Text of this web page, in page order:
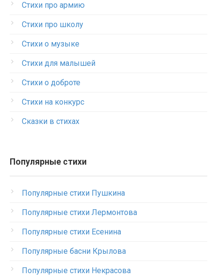
Стихи про армию
Стихи про школу
Стихи о музыке
Стихи для малышей
Стихи о доброте
Стихи на конкурс
Сказки в стихах
Популярные стихи
Популярные стихи Пушкина
Популярные стихи Лермонтова
Популярные стихи Есенина
Популярные басни Крылова
Популярные стихи Некрасова